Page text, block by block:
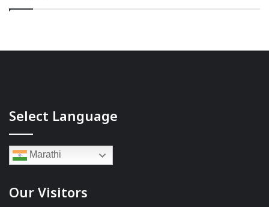
Select Language
Marathi
Our Visitors